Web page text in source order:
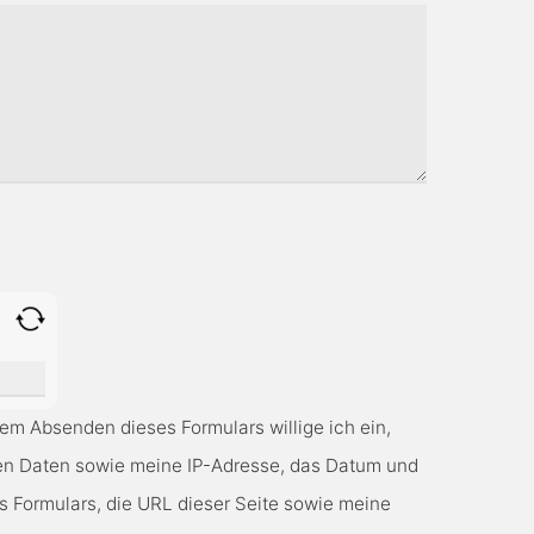
Absenden dieses Formulars willige ich ein,
Daten sowie meine IP-Adresse, das Datum und
Formulars, die URL dieser Seite sowie meine